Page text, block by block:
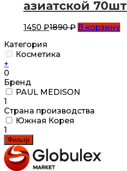
азиатской 70шт
1450 ₽1890₽ В корзину
Категория
Косметика
+
0
Бренд
PAUL MEDISON
1
Страна производства
Южная Корея
1
Фильтр